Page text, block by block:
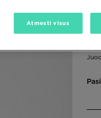
Atmesti visus